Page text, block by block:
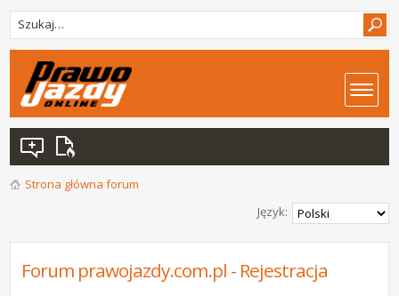
Strona główna forum
Język:
Forum prawojazdy.com.pl - Rejestracja